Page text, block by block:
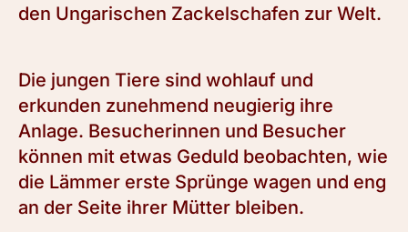
den Ungarischen Zackelschafen zur Welt.
Die jungen Tiere sind wohlauf und
erkunden zunehmend neugierig ihre
Anlage. Besucherinnen und Besucher
können mit etwas Geduld beobachten, wie
die Lämmer erste Sprünge wagen und eng
an der Seite ihrer Mütter bleiben.